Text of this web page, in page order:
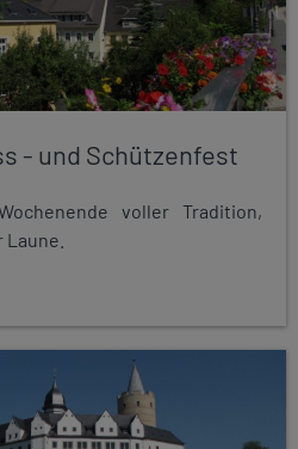
- und Schützenfest
voller Tradition,